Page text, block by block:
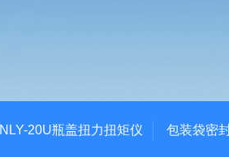
NLY-20U瓶盖扭力扭矩仪 包装袋密